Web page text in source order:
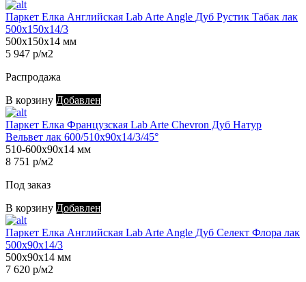
Паркет Елка Английская Lab Arte Angle Дуб Рустик Табак лак
500х150х14/3
500х150х14 мм
5 947 р/м2
Распродажа
В корзину Добавлен
Паркет Елка Французская Lab Arte Chevron Дуб Натур
Вельвет лак 600/510х90х14/3/45°
510-600х90х14 мм
8 751 р/м2
Под заказ
В корзину Добавлен
Паркет Елка Английская Lab Arte Angle Дуб Селект Флора лак
500х90х14/3
500х90х14 мм
7 620 р/м2